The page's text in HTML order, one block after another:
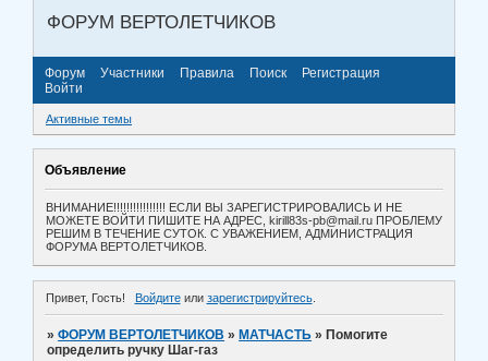
ФОРУМ ВЕРТОЛЕТЧИКОВ
Форум Участники Правила Поиск
Регистрация
Войти
Активные темы
Объявление
ВНИМАНИЕ!!!!!!!!!!!!!!!! ЕСЛИ ВЫ ЗАРЕГИСТРИРОВАЛИСЬ И НЕ
МОЖЕТЕ ВОЙТИ ПИШИТЕ НА АДРЕС, kirill83s-pb@mail.ru ПРОБЛЕМУ
РЕШИМ В ТЕЧЕНИЕ СУТОК. С УВАЖЕНИЕМ, АДМИНИСТРАЦИЯ
ФОРУМА ВЕРТОЛЕТЧИКОВ.
Привет, Гость! Войдитеили зарегистрируйтесь.
»ФОРУМ ВЕРТОЛЕТЧИКОВ » МАТЧАСТЬ » Помогите
определить ручку Шаг-газ